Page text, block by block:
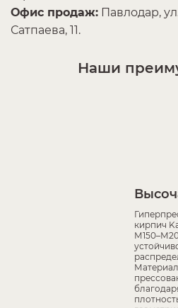
Офис продаж: Павлодар,
Сатпаева, 11.
Наши
кирпич